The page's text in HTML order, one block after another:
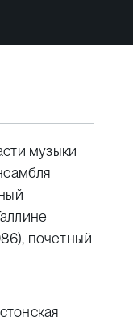
музыки
почетный